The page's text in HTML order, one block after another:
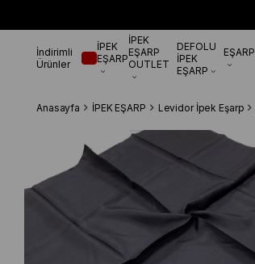
İndirimli
Ürünler
İPEK
EŞARP
İPEK
EŞARP
OUTLET
DEFOLU
İPEK
EŞARP
EŞARP
Anasayfa İPEK EŞARP Levidor İpek Eşarp